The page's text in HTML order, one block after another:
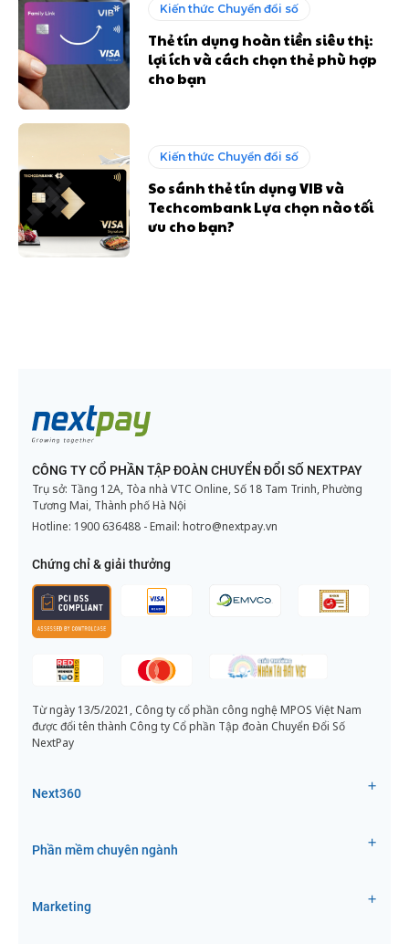
Kiến thức Chuyển đổi số
Thẻ tín dụng hoàn tiền siêu thị:
lợi ích và cách chọn thẻ phù hợp
cho bạn
Kiến thức Chuyển đổi số
So sánh thẻ tín dụng VIB và
Techcombank Lựa chọn nào tối
ưu cho bạn?
CÔNG TY CỔ PHẦN TẬP ĐOÀN CHUYỂN ĐỔI SỐ NEXTPAY
Trụ sở: Tầng 12A, Tòa nhà VTC Online, Số 18 Tam Trinh, Phường
Tương Mai, Thành phố Hà Nội
Hotline: 1900 636488 - Email: hotro@nextpay.vn
Chứng chỉ & giải thưởng
Từ ngày 13/5/2021, Công ty cổ phần công nghệ MPOS Việt Nam
được đổi tên thành Công ty Cổ phần Tập đoàn Chuyển Đổi Số
NextPay
Next360
Phần mềm chuyên ngành
Marketing